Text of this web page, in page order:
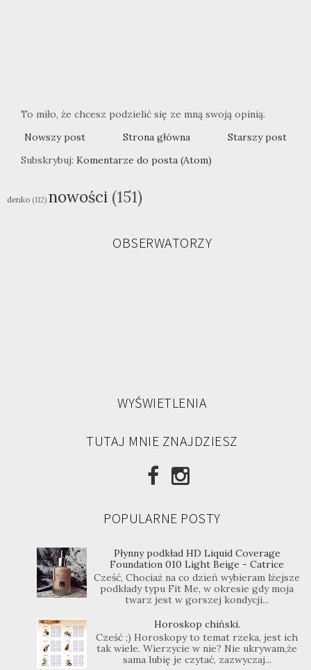
To miło, że chcesz podzielić się ze mną swoją opinią.
Nowszy post
Starszy post
Strona główna
Subskrybuj: Komentarze do posta (Atom)
denko (112) nowości (151)
OBSERWATORZY
WYŚWIETLENIA
TUTAJ MNIE ZNAJDZIESZ
POPULARNE POSTY
Płynny podkład HD Liquid Coverage
Foundation 010 Light Beige - Catrice
Cześć, Chociaż na co dzień wybieram lżejsze
podkłady typu Fit Me, w okresie gdy moja
twarz jest w gorszej kondycji...
Horoskop chiński.
Cześć ;) Horoskopy to temat rzeka, jest ich
tak wiele. Wierzycie w nie? Nie ukrywam,że
sama lubię je czytać, zazwyczaj...